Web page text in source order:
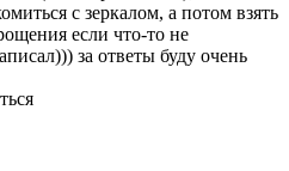
с зеркалом, а потом взять
если что-то не
за ответы буду очень